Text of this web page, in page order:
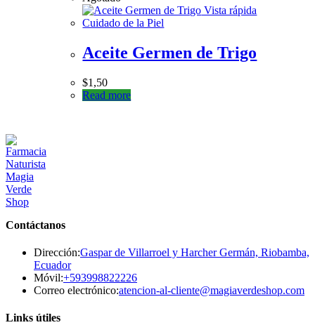
Vista rápida
Cuidado de la Piel
Aceite Germen de Trigo
$1,50
Read more
Contáctanos
Dirección:Gaspar de Villarroel y Harcher Germán, Riobamba,
Ecuador
Móvil:+593998822226Se
abre
Correo electrónico:atencion-al-cliente@magiaverdeshop.comSe
Links útiles